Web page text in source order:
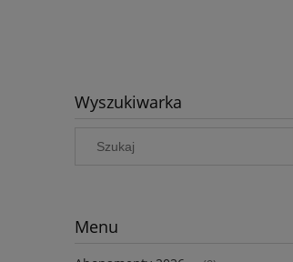
Wyszukiwarka
Menu